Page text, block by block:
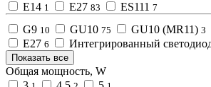
E14 1 E27 83 ES111 7
G9 10 GU10 75 GU10 (MR11) 3
Е27 6 Интегрированный
Показать все
Общая мощность, W